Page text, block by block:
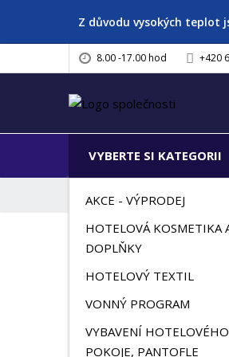
Z důvodu vysokých teplot
8.00 -17.00 hod +420
VYBERTE SI KATEGORII
AKCE - VÝPRODEJ
HOTELOVÁ KOSMETIKA
DOPLŇKY
HOTELOVÝ TEXTIL
VONNÝ PROGRAM
VYBAVENÍ HOTELOVÉHO
POKOJE, PANTOFLE
HOTELOVÝ TEXTIL
VŠECHNY KATEGORIE
DOPLŇKY